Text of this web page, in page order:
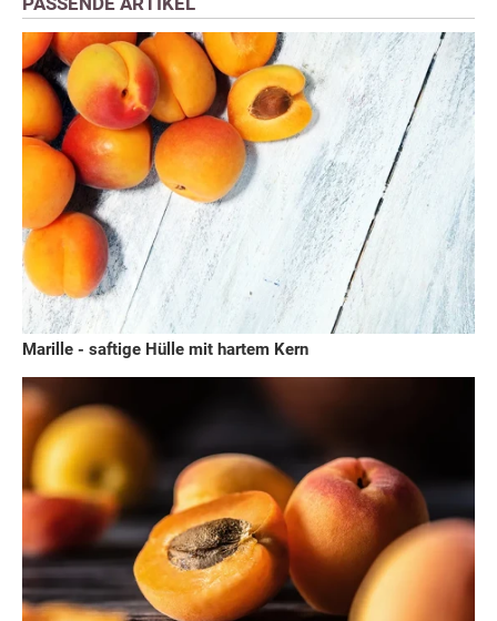
Marille - saftige Hülle mit hartem Kern